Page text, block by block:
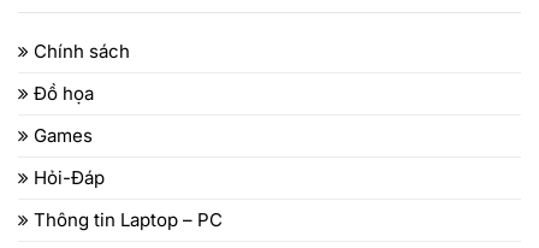
Chính sách
Đồ họa
Games
Hỏi-Đáp
Thông tin Laptop – PC